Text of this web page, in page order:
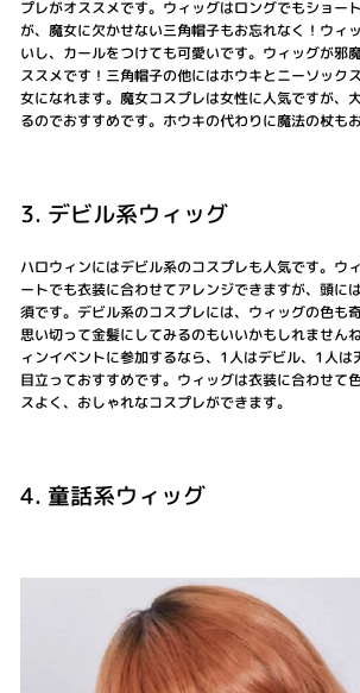
プレがオススメです。ウィッグはロングでもショー
が、魔女に欠かせない三角帽子もお忘れなく！ウィ
いし、カールをつけても可愛いです。ウィッグが邪
ススメです！三角帽子の他にはホウキとニーソック
女になれます。魔女コスプレは女性に人気ですが、
るのでおすすめです。ホウキの代わりに魔法の杖も
3. デビル系ウィッグ
ハロウィンにはデビル系のコスプレも人気です。ウ
ートでも衣装に合わせてアレンジできますが、頭に
須です。デビル系のコスプレには、ウィッグの色も
思い切って金髪にしてみるのもいいかもしれません
ィンイベントに参加するなら、1人はデビル、1人は
目立っておすすめです。ウィッグは衣装に合わせて
スよく、おしゃれなコスプレができます。
4. 童話系ウィッグ